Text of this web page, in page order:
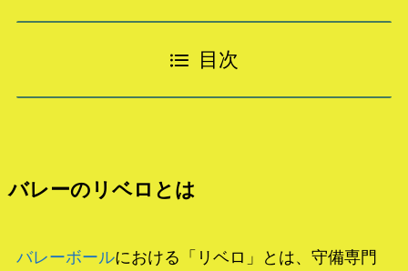
目次
バレーのリベロとは
バレーボールにおける「リベロ」とは、守備専門